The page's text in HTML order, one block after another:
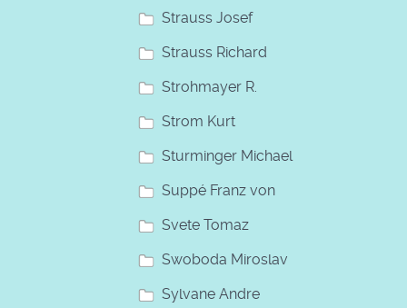
Strauss Josef
Strauss Richard
Strohmayer R.
Strom Kurt
Sturminger Michael
Suppé Franz von
Svete Tomaz
Swoboda Miroslav
Sylvane Andre